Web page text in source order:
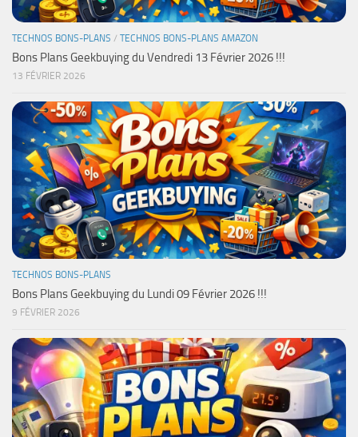
TECHNOS BONS-PLANS / TECHNOS BONS-PLANS AMAZON
Bons Plans Geekbuying du Vendredi 13 Février 2026 !!!
13 FÉVRIER 2026
TECHNOS BONS-PLANS
Bons Plans Geekbuying du Lundi 09 Février 2026 !!!
9 FÉVRIER 2026